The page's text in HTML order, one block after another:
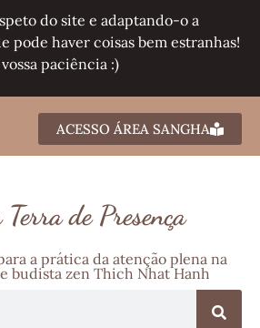
do site e adaptando-o a
pode haver coisas bem estranhas!
paciência :)
ACESSO ÁREA SANGHA
de Presença
a prática da atenção plena na
budista zen Thich Nhat Hanh